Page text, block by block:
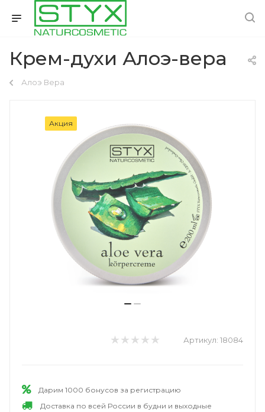
Крем-духи Алоэ-вера
Алоэ Вера
Акция
Артикул: 18084
Дарим 1000 бонусов за регистрацию
Доставка по всей России в будни и выходные